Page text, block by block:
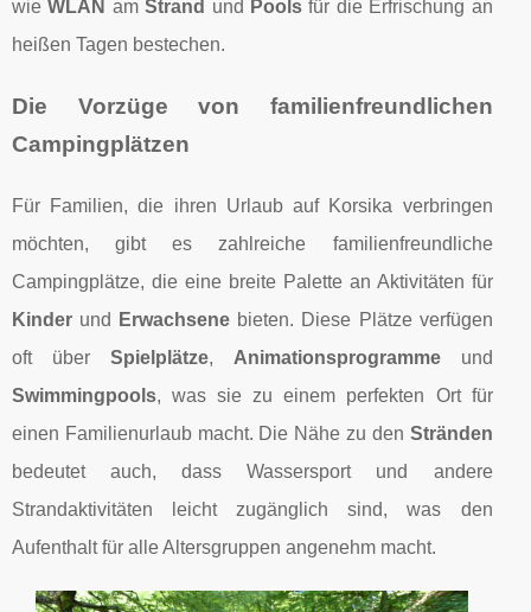
wieWLAN amStrand und Pools für die Erfrischung an
heißen Tagen bestechen.
Die Vorzüge von familienfreundlichen
Campingplätzen
Für Familien, die ihren Urlaub auf Korsika verbringen
möchten, gibt es zahlreiche familienfreundliche
Campingplätze, die eine breite Palette an Aktivitäten für
Kinder und Erwachsene bieten. Diese Plätze verfügen
oft über Spielplätze, Animationsprogrammeund
Swimmingpools, was sie zu einem perfekten Ort für
einen Familienurlaub macht. Die Nähe zu den Stränden
bedeutet auch, dass Wassersport und andere
Strandaktivitäten leicht zugänglich sind, was den
Aufenthalt für alle Altersgruppen angenehm macht.